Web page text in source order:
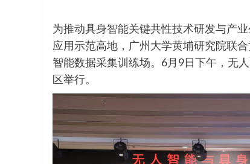
为推动具身智能关键共性技术研发与产
应用示范高地，广州大学黄埔研究院联
智能数据采集训练场。6月9日下午，无
区举行。